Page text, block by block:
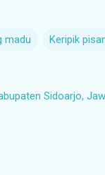
madu Keripik
Sidoarjo,